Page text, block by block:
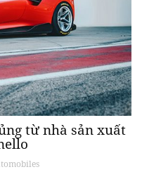
tác phẩm nghệ
ký ức
CULTURE
vết sẹo thời gian, người